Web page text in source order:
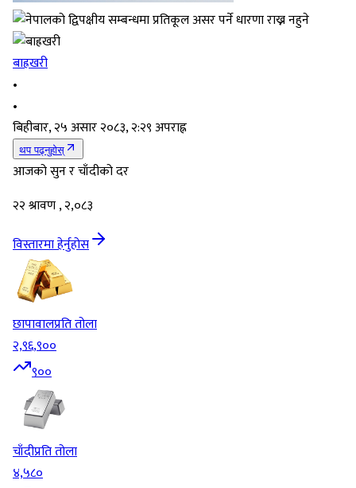
बाह्रखरी
•
•
बिहीबार, २५ असार २०८३, २:२९ अपराह्न
थप पढ्नुहोस्
आजको सुन र चाँदीको दर
२२ श्रावण , २,०८३
विस्तारमा हेर्नुहोस
छापावालप्रति तोला
२,९६,९००
९००
चाँदीप्रति तोला
४,५८०